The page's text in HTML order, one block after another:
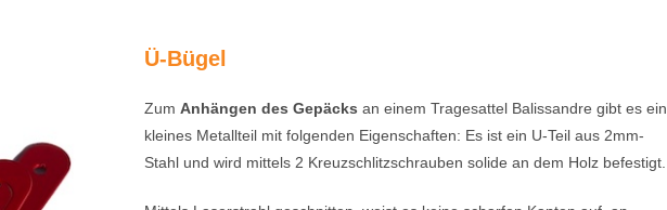
Ü-Bügel
ZumAnhängen des Gepäcks an einem Tragesattel Balissandre gibt es ein
kleines Metallteil mit folgenden Eigenschaften: Es ist ein U-Teil aus 2mm-
Stahl und wird mittels 2 Kreuzschlitzschrauben solide an dem Holz befestigt.